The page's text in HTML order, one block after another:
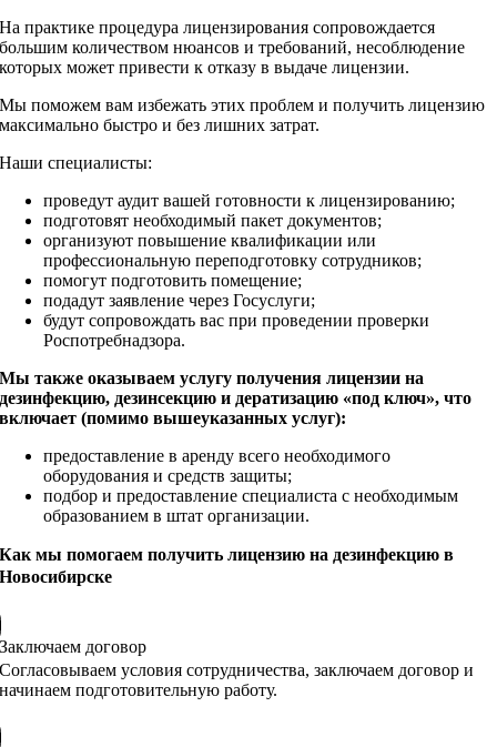
На практике процедура лицензирования сопровождается
большим количеством нюансов и требований, несоблюдение
которых может привести к отказу в выдаче лицензии.
Мы поможем вам избежать этих проблем и получить лицензию
максимально быстро и без лишних затрат.
Наши специалисты:
проведут аудит вашей готовности к лицензированию;
подготовят необходимый пакет документов;
организуют повышение квалификации или
профессиональную переподготовку сотрудников;
помогут подготовить помещение;
подадут заявление через Госуслуги;
будут сопровождать вас при проведении проверки
Роспотребнадзора.
Мы также оказываем услугу получения лицензии на
дезинфекцию, дезинсекцию и дератизацию «под ключ», что
включает (помимо вышеуказанных услуг):
предоставление в аренду всего необходимого
оборудования и средств защиты;
подбор и предоставление специалиста с необходимым
образованием в штат организации.
Как мы помогаем получить лицензию на дезинфекцию в
Новосибирске
Заключаем договор
Согласовываем условия сотрудничества, заключаем договор и
начинаем подготовительную работу.